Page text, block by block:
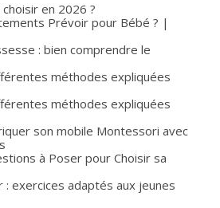
en 2026 ?
Prévoir pour Bébé ? |
: bien comprendre le
méthodes expliquées
méthodes expliquées
son mobile Montessori avec
à Poser pour Choisir sa
: exercices adaptés aux jeunes